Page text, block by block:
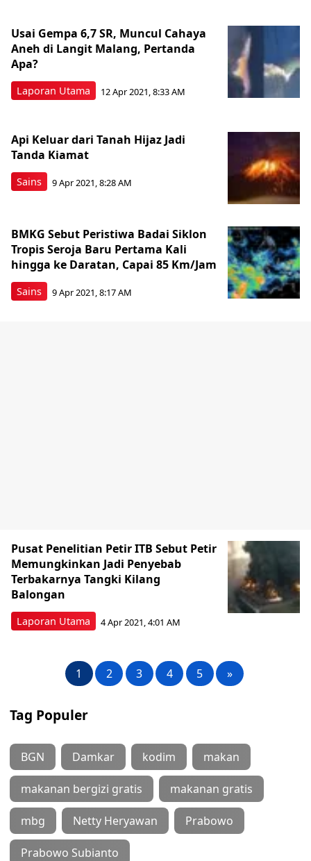
Laporan Utama
Usai Gempa 6,7 SR, Muncul Cahaya
Aneh di Langit Malang, Pertanda
Apa?
12 Apr 2021, 8:33 AM
Sains
Api Keluar dari Tanah Hijaz Jadi
Tanda Kiamat
9 Apr 2021, 8:28 AM
Sains
BMKG Sebut Peristiwa Badai Siklon
Tropis Seroja Baru Pertama Kali
hingga ke Daratan, Capai 85 Km/Jam
9 Apr 2021, 8:17 AM
Laporan Utama
Pusat Penelitian Petir ITB Sebut Petir
Memungkinkan Jadi Penyebab
Terbakarnya Tangki Kilang
Balongan
4 Apr 2021, 4:01 AM
1 2 3 4 5 »
Tag Populer
BGN Damkar kodim makan
makanan bergizi gratis makanan gratis
mbg Netty Heryawan Prabowo
Prabowo Subianto